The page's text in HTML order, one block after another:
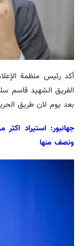
أكد رئيس منظمة
الفريق الشهيد قاسم
بعد يوم لان طريق
ونصف منها